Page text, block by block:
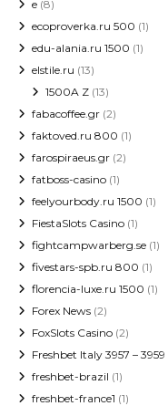
e (8)
ecoproverka.ru 500 (1)
edu-alania.ru 1500 (1)
elstile.ru (13)
1500A Z (13)
fabacoffee.gr (2)
faktoved.ru 800 (1)
farospiraeus.gr (2)
fatboss-casino (1)
feelyourbody.ru 1500 (1)
FiestaSlots Casino (1)
fightcampwarberg.se (1)
fivestars-spb.ru 800 (1)
florencia-luxe.ru 1500 (1)
Forex News (2)
FoxSlots Casino (2)
Freshbet Italy 3957 – 3959
freshbet-brazil (1)
freshbet-france1 (1)